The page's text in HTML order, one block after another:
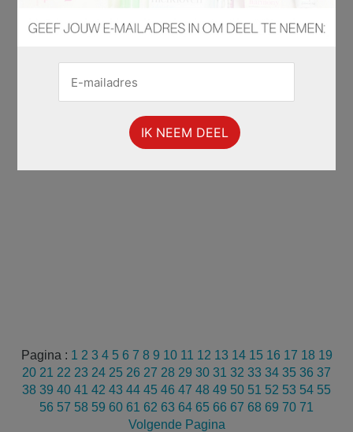
Pagina : 1 2 3 4 5 6 7 8 9 10 11 12 13 14 15 16 17 18 19
20 21 22 23 24 25 26 27 28 29 30 31 32 33 34 35 36 37
38 39 40 41 42 43 44 45 46 47 48 49 50 51 52 53 54 55
56 57 58 59 60 61 62 63 64 65 66 67 68 69 70 71
Volgende Pagina